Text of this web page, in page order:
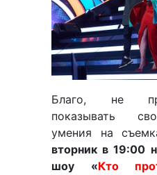
Благо, не
показывать
умения на
вторник в 19:00
шоу «Кто